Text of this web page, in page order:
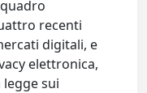
recenti
digitali, e
elettronica,
sui